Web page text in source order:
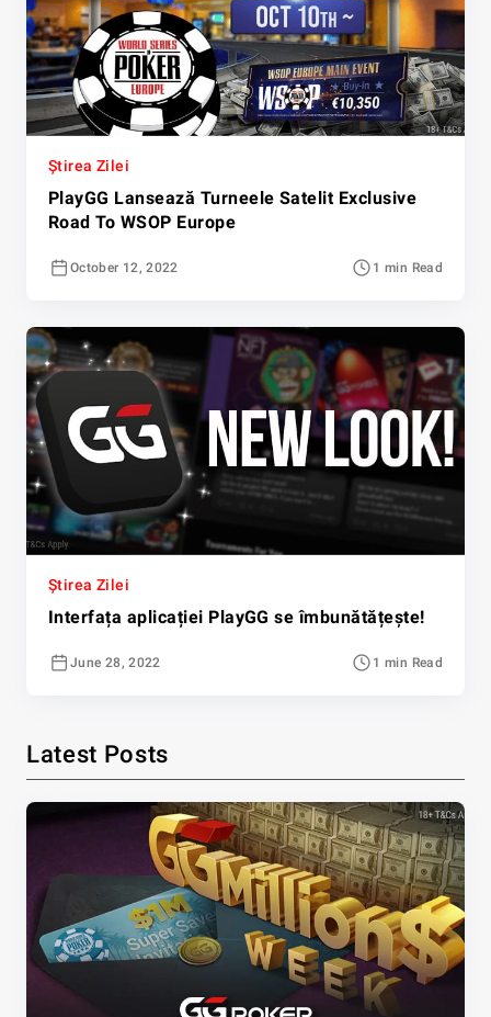
Știrea Zilei
PlayGG Lansează Turneele Satelit Exclusive
Road To WSOP Europe
October 12, 2022 1 min Read
Știrea Zilei
Interfața aplicației PlayGG se îmbunătățește!
June 28, 2022 1 min Read
Latest Posts